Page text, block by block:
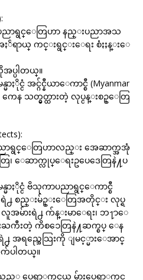
ပညာရွင္ေတြဟာ နည္းပညာအသ
အႏၲရာယ္ ကင္းရွင္းေရး စံႏႈန္းေ
ပါတယ္။
ႏိုင္ငံ အင္ဂ်င္နီယာေကာင္စီ (Myanmar
ကေန သတ္မွတ္ထားတဲ့ လုပ္ငန္းစဥ္ေတြ
ညာရွင္ေတြဟာလည္း အေဆာက္အအုံ
ေဆာက္လုပ္ေရးဥပေဒေတြနဲ႔ပ
မာႏိုင္ငံ ဗိသုကာပညာရွင္ေကာင္စီ
ရဲ႕ စည္းမ်ဥ္းေတြအတိုင္း လုပ္ရ
အမ်ားရဲ႕ က်န္းမာေရး၊ ဘ႑ာေ
ကီးတဲ့ ကိစၥေတြနဲ႔ဆက္စပ္ ေန
ရည္အေသြးကို ျမင့္မားေအာင္
ပါတယ္။
ပေရာ္ဖက္ရွင္နယ္ မ်ားပေရာ္ဖက္ရွင္န